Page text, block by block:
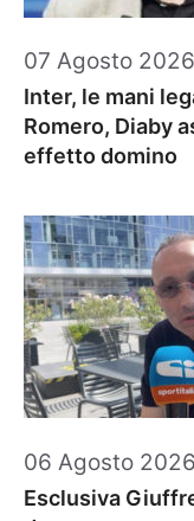
07 Agosto 2026
Inter, le mani
Romero, Diaby
effetto domino
06 Agosto 2026
Esclusiva